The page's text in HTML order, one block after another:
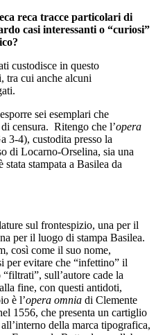
reca tracce particolari di
casi interessanti o “curiosi”
custodisce in questo
tra cui anche alcuni
sei esemplari che
censura. Ritengo che l’opera
3-4), custodita presso la
di Locarno-Orselina, sia una
stampata a Basilea da
sul frontespizio, una per il
per il luogo di stampa Basilea.
così come il suo nome,
per evitare che “infettino” il
sull’autore cade la
fine, con questi antidoti,
è l’opera omnia di Clemente
1556, che presenta un cartiglio
della marca tipografica,